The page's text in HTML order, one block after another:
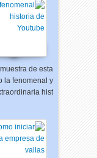
de esta
la fenomenal y
hist…